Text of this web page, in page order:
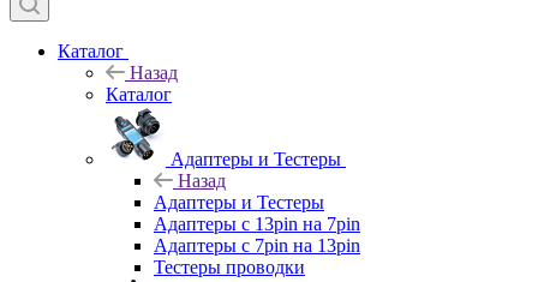
Каталог
Назад
Каталог
Адаптеры и Тестеры
Назад
Адаптеры и Тестеры
Адаптеры с 13pin на 7pin
Адаптеры с 7pin на 13pin
Тестеры проводки